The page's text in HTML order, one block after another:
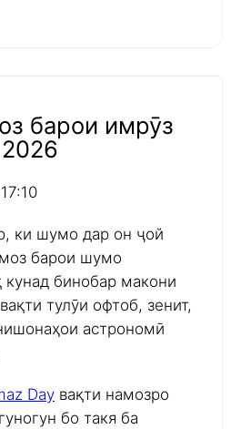
барои имрӯз
2026
ки шумо дар он ҷой
барои шумо
кунад бинобар макони
тулӯи офтоб, зенит,
астрономӣ
Day вақти намозро
бо такя ба